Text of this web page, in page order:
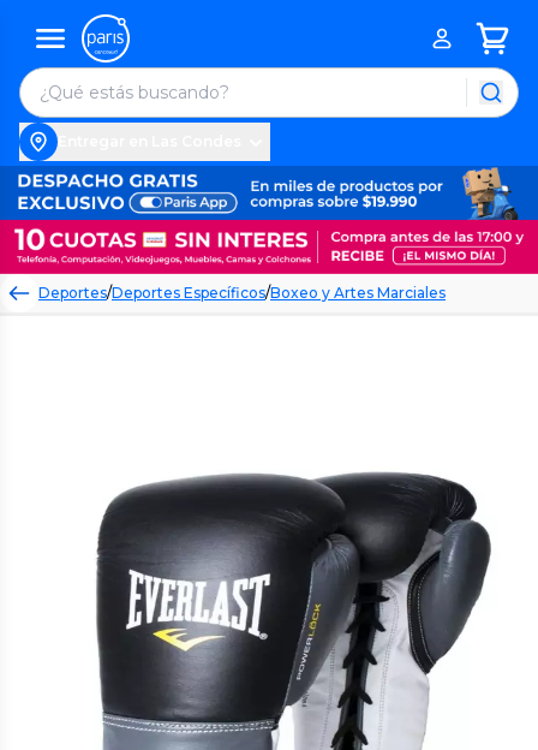
Deportes/Deportes Específicos/Boxeo y Artes Marciales